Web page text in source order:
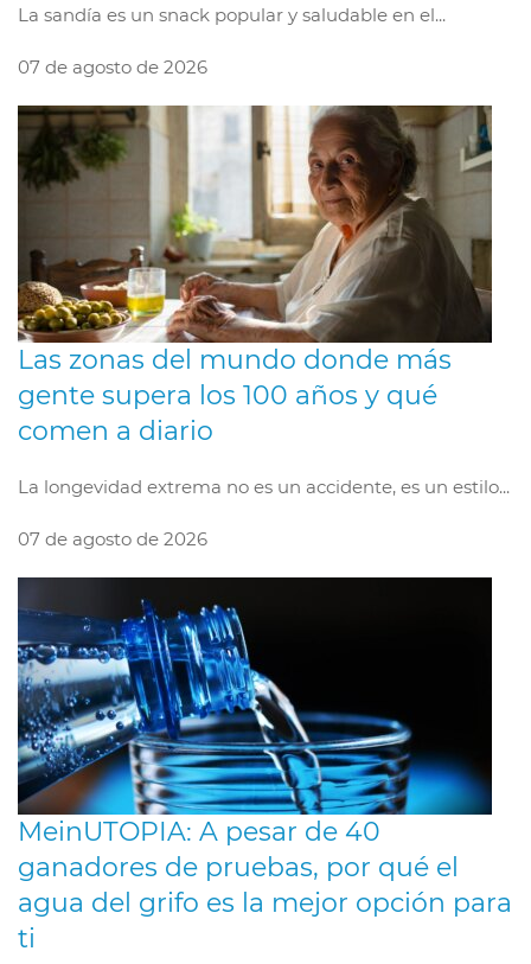
La sandía es un snack popular y saludable en el...
07 de agosto de 2026
Las zonas del mundo donde más
gente supera los 100 años y qué
comen a diario
La longevidad extrema no es un accidente, es un estilo...
07 de agosto de 2026
MeinUTOPIA: A pesar de 40
ganadores de pruebas, por qué el
agua del grifo es la mejor opción para
ti